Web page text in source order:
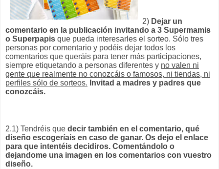
2) Dejar un
comentario en la publicación invitando a 3 Supermamis
o Superpapis que pueda interesarles el sorteo. Sólo tres
personas por comentario y podéis dejar todos los
comentarios que queráis para tener más participaciones,
siempre etiquetando a personas diferentes y no valen ni
gente que realmente no conozcáis o famosos, ni tiendas, ni
perfiles sólo de sorteos. Invitad a madres y padres que
conozcáis.
2.1) Tendréis que decir también en el comentario, qué
diseño escogeríais en caso de ganar. Os dejo el enlace
para que intentéis decidiros. Comentándolo o
dejandome una imagen en los comentarios con vuestro
diseño.